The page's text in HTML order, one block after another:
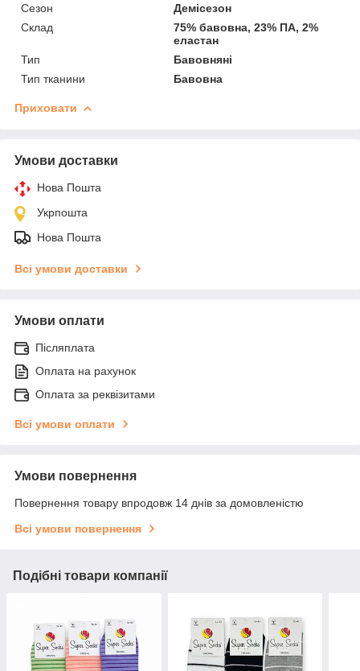
Сезон
Демісезон
Склад
75% бавовна, 23% ПА, 2%
еластан
Тип
Бавовняні
Тип тканини
Бавовна
Приховати
Умови доставки
Нова Пошта
Укрпошта
Нова Пошта
Всі умови доставки
Умови оплати
Післяплата
Оплата на рахунок
Оплата за реквізитами
Всі умови оплати
Умови повернення
Повернення товару впродовж 14 днів за домовленістю
Всі умови повернення
Подібні товари компанії